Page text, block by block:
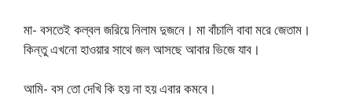
মা- বসতেই কল্বল জরিয়ে নিলাম দুজনে। মা বাঁচালি বাবা মরে জেতাম।
কিন্তু এখনো হাওয়ার সাথে জল আসছে আবার ভিজে যাব।
আমি- বস তো দেখি কি হয় না হয় এবার কমবে।